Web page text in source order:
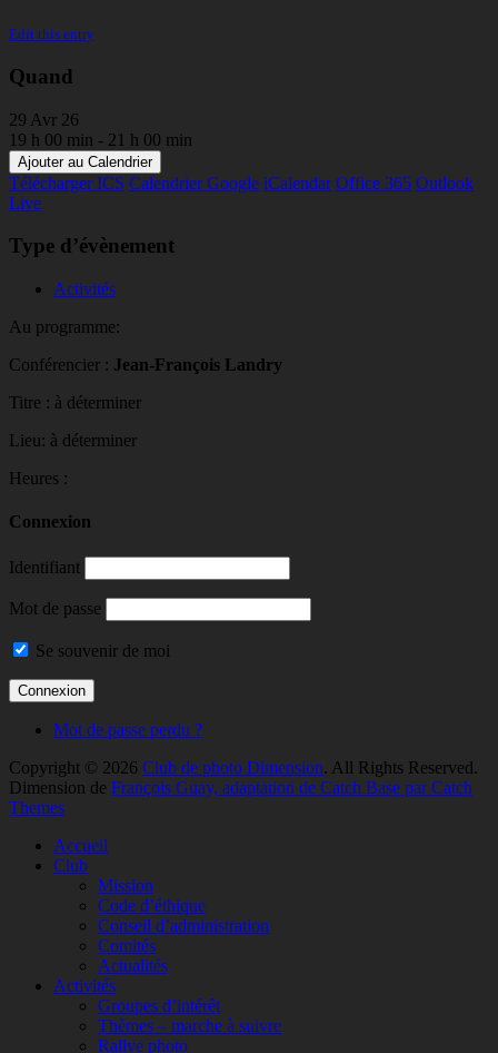
Edit this entry
Quand
29 Avr 26
19 h 00 min - 21 h 00 min
Ajouter au Calendrier
Télécharger ICS Calendrier Google iCalendar Office 365 Outlook
Live
Type d’évènement
Activités
Au programme:
Conférencier : Jean-François Landry
Titre : à déterminer
Lieu: à déterminer
Heures :
Connexion
Identifiant
Mot de passe
Se souvenir de moi
Mot de passe perdu ?
Copyright © 2026 Club de photo Dimension. All Rights Reserved.
Dimension de François Guay, adaptation de Catch Base par Catch
Themes
remonterAccueil
Club
Mission
Code d’éthique
Conseil d’administration
Comités
Actualités
Activités
Groupes d’intérêt
Thèmes – marche à suivre
Rallye photo